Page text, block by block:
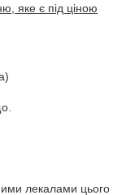
яке є під ціною
лекалами цього